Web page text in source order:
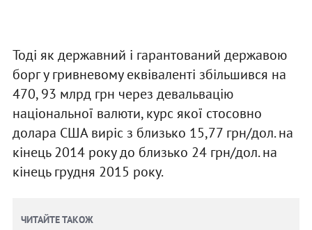
Тоді як державний і гарантований державою
борг у гривневому еквіваленті збільшився на
470, 93 млрд грн через девальвацію
національної валюти, курс якої стосовно
долара США виріс з близько 15,77 грн/дол. на
кінець 2014 року до близько 24 грн/дол. на
кінець грудня 2015 року.
ЧИТАЙТЕ ТАКОЖ